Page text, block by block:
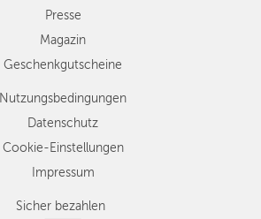
Presse
Magazin
Geschenkgutscheine
Nutzungsbedingungen
Datenschutz
Cookie-Einstellungen
Impressum
Sicher bezahlen